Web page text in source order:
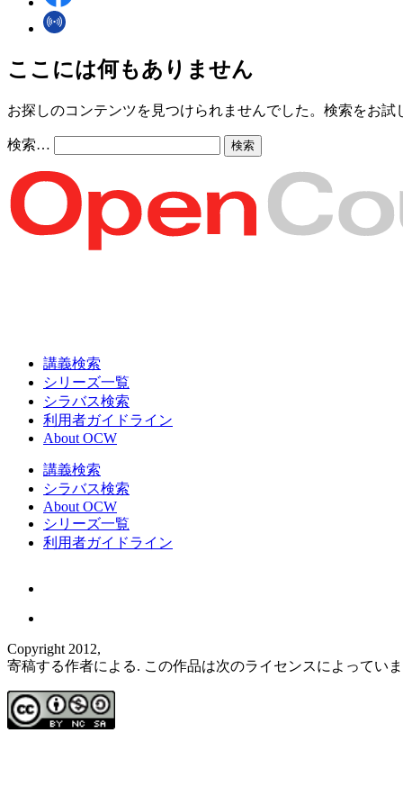
ここには何もありません
お探しのコンテンツを見つけられませんでした。検索をお試
検索…
講義検索
シリーズ一覧
シラバス検索
利用者ガイドライン
About OCW
講義検索
シラバス検索
About OCW
シリーズ一覧
利用者ガイドライン
Copyright 2012,
寄稿する作者による. この作品は次のライセンスによってい